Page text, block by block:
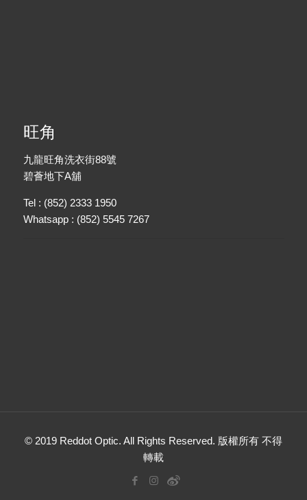
旺角
九龍旺角洗衣街88號
碧薈地下A舖
Tel : (852) 2333 1950
Whatsapp : (852) 5545 7267
© 2019 Reddot Optic. All Rights Reserved. 版權所有 不得
轉載